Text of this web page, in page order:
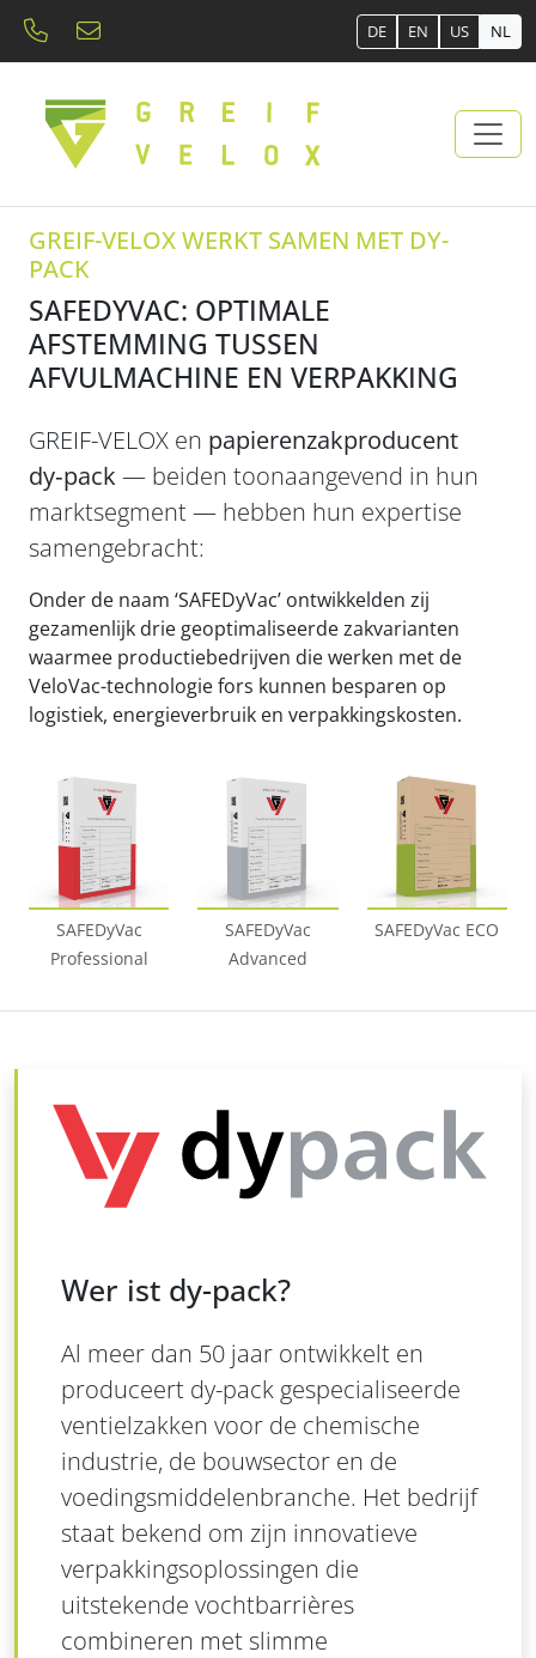
DE EN US NL
GREIF-VELOX WERKT SAMEN MET DY-
PACK
SAFEDYVAC: OPTIMALE
AFSTEMMING TUSSEN
AFVULMACHINE EN VERPAKKING
GREIF-VELOX en papierenzakproducent
dy‑pack — beiden toonaangevend in hun
marktsegment — hebben hun expertise
samengebracht:
Onder de naam ‘SAFEDyVac’ ontwikkelden zij
gezamenlijk drie geoptimaliseerde zakvarianten
waarmee productiebedrijven die werken met de
VeloVac-technologie fors kunnen besparen op
logistiek, energieverbruik en verpakkingskosten.
SAFEDyVac
Professional
SAFEDyVac
Advanced
SAFEDyVac ECO
Wer ist dy-pack?
Al meer dan 50 jaar ontwikkelt en
produceert dy-pack gespecialiseerde
ventielzakken voor de chemische
industrie, de bouwsector en de
voedingsmiddelenbranche. Het bedrijf
staat bekend om zijn innovatieve
verpakkingsoplossingen die
uitstekende vochtbarrières
combineren met slimme